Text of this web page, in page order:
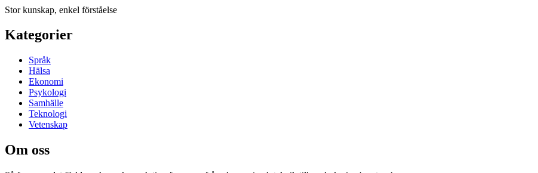
Stor kunskap, enkel förståelse
Kategorier
Språk
Hälsa
Ekonomi
Psykologi
Samhälle
Teknologi
Vetenskap
Om oss